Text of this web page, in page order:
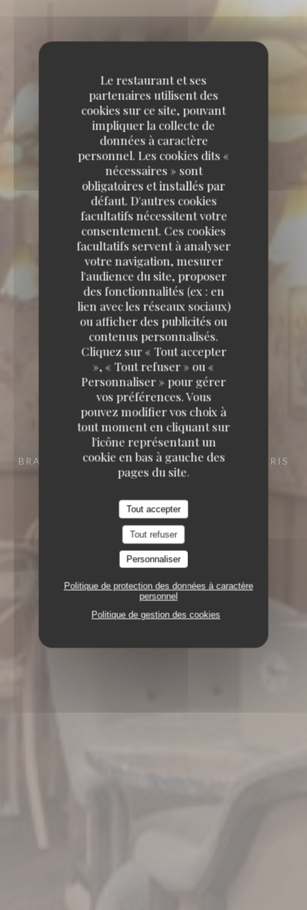
Le restaurant et ses
partenaires utilisent des
cookies sur ce site, pouvant
impliquer la collecte de
données à caractère
personnel. Les cookies dits «
nécessaires » sont
obligatoires et installés par
défaut. D'autres cookies
facultatifs nécessitent votre
consentement. Ces cookies
facultatifs servent à analyser
votre navigation, mesurer
l'audience du site, proposer
des fonctionnalités (ex : en
lien avec les réseaux sociaux)
ou afficher des publicités ou
contenus personnalisés.
Cliquez sur « Tout accepter
», « Tout refuser » ou «
Personnaliser » pour gérer
vos préférences. Vous
pouvez modifier vos choix à
tout moment en cliquant sur
l'icône représentant un
cookie en bas à gauche des
pages du site.
Tout accepter
Tout refuser
Personnaliser
Politique de protection des données à caractère
personnel
Politique de gestion des cookies
BRASSERIE 10 RUE COQUILLIÈRE 75001 PARIS